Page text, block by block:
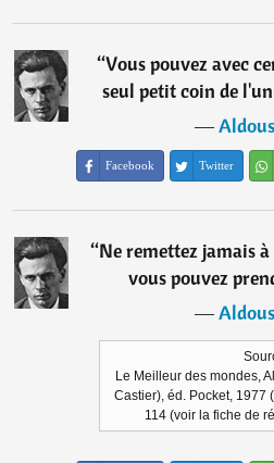
“Vous pouvez avec
seul petit coin de
―
Facebook Twitter
“Ne remettez jamais
vous pouvez
―
Le Meilleur des mondes,
Castier), éd. Pocket, 1977
114 (voir la fiche de